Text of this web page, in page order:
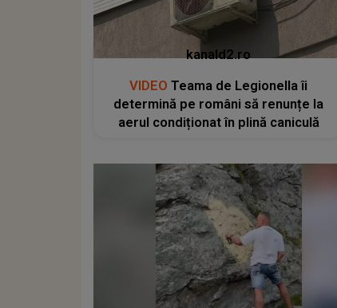
kanald2.ro
VIDEO Teama de Legionella îi
determină pe români să renunțe la
aerul condiționat în plină caniculă